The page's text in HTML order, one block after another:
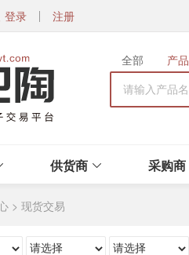
登录 注册
全部 产品
供货商 采购商
> 现货交易